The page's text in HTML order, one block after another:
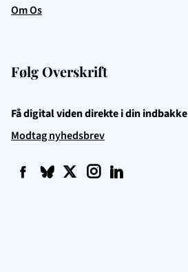
Om Os
Følg Overskrift
Få digital viden direkte i din indbakke
Modtag nyhedsbrev
f q t i l